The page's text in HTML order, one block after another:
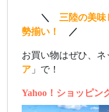
＼ 三陸の美
勢揃い！
／
お買い物はぜひ、ネ
ア 」で！
Yahoo！ショッピン